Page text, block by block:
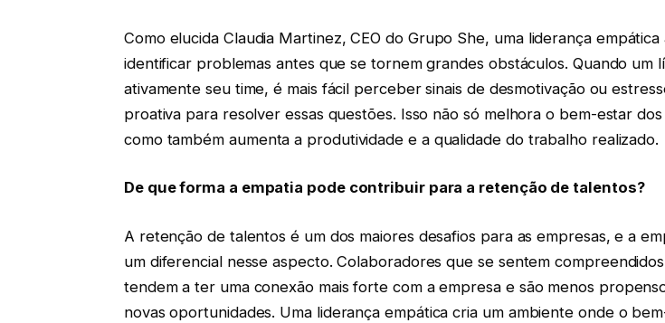
Como elucida Claudia Martinez, CEO do Grupo She, uma liderança empática
identificar problemas antes que se tornem grandes obstáculos. Quando um
ativamente seu time, é mais fácil perceber sinais de desmotivação ou
proativa para resolver essas questões. Isso não só melhora o bem-estar
como também aumenta a produtividade e a qualidade do trabalho realizado.
De que forma a empatia pode contribuir para a retenção de talentos?
A retenção de talentos é um dos maiores desafios para as empresas, e a
um diferencial nesse aspecto. Colaboradores que se sentem
tendem a ter uma conexão mais forte com a empresa e são menos
novas oportunidades. Uma liderança empática cria um ambiente onde o